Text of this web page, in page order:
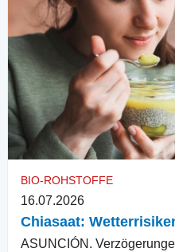
BIO-ROHSTOFFE
16.07.2026
Chiasaat:
ASUNCIÓN.